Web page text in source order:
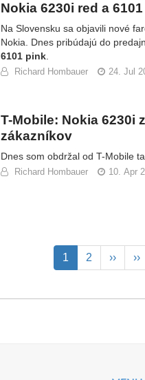
Nokia 6230i red a
Na Slovensku sa objavili nové
Nokia. Dnes pribúdajú do
6101 pink
Richard Hombauer 24. Jul
T-Mobile: Nokia 6230i
zákazníkov
Dnes som obdržal od T-Mobile
Richard Hombauer 10. Apr
Aktuálna
stránka
1 Page
2
Ďalšia
strana
›› ››